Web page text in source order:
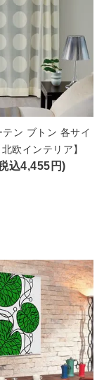
テン ブトン 各サイ
欧インテリア】
込4,455円)